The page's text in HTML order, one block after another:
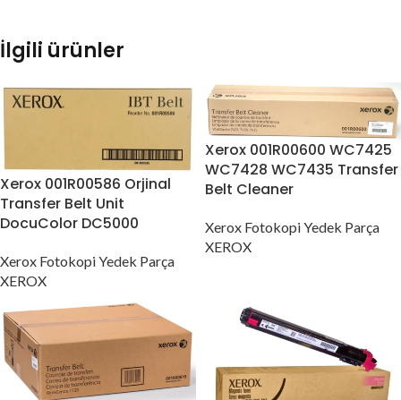
İlgili ürünler
Xerox 001R00586 Orjinal
Transfer Belt Unit
DocuColor DC5000
Xerox Fotokopi Yedek Parça
XEROX
Xerox 001R00600 WC7425
WC7428 WC7435 Transfer
Belt Cleaner
Xerox Fotokopi Yedek Parça
XEROX